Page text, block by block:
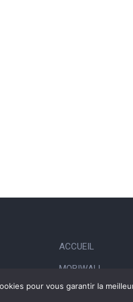
ACCUEIL
MOBIWALL
JOBS
pour vous garantir la